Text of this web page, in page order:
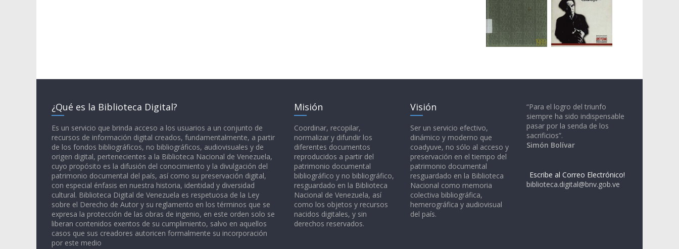
¿Qué es la Biblioteca Digital?
Es un servicio que brinda acceso a los usuarios a un conjunto de
recursos de información digital creados, fundamentalmente, a partir
de los fondos bibliográficos, no bibliográficos, audiovisuales y de
origen digital, pertenecientes a la Biblioteca Nacional de Venezuela,
cuyo propósito es la difusión del conocimiento y la divulgación del
patrimonio documental del país, así como su preservación digital,
con especial énfasis en nuestra historia, identidad y diversidad
cultural. Biblioteca Digital de Venezuela es respetuosa de la Ley
sobre el Derecho de Autor y su reglamento en los términos que se
expresa la protección de las obras de ingenio, en este orden solo se
liberan contenidos exentos de su cumplimiento, salvo en aquellos
casos que sus creadores autoricen formalmente su incorporación
por este medio
Misión
Coordinar, recopilar,
normalizar y difundir los
diferentes documentos
reproducidos a partir del
patrimonio documental
bibliográfico y no bibliográfico,
resguardado en la Biblioteca
Nacional de Venezuela, así
como los objetos y recursos
nacidos digitales, y sin
derechos reservados.
Visión
Ser un servicio efectivo,
dinámico y moderno que
coadyuve, no sólo al acceso y
preservación en el tiempo del
patrimonio documental
resguardado en la Biblioteca
Nacional como memoria
colectiva bibliográfica,
hemerográfica y audiovisual
del país.
“Para el logro del triunfo
siempre ha sido indispensable
pasar por la senda de los
sacrificios”.
Simón Bolívar
Escribe al Correo Electrónico!
biblioteca.digital@bnv.gob.ve